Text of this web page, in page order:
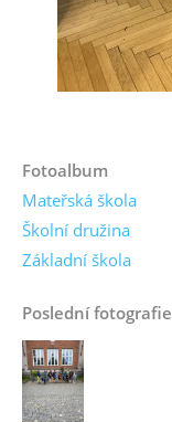
Fotoalbum
Mateřská škola
Školní družina
Základní škola
Poslední fotografie